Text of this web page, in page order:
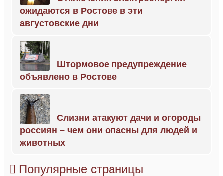
ожидаются в Ростове в эти
августовские дни
Штормовое предупреждение
объявлено в Ростове
Слизни атакуют дачи и огороды
россиян – чем они опасны для людей и
животных
Популярные страницы